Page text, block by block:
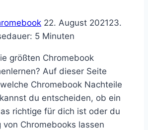
22. August 202123.
5 Minuten
größten Chromebook
Auf dieser Seite
Chromebook Nachteile
du entscheiden, ob ein
richtige für dich ist oder du
von Chromebooks lassen